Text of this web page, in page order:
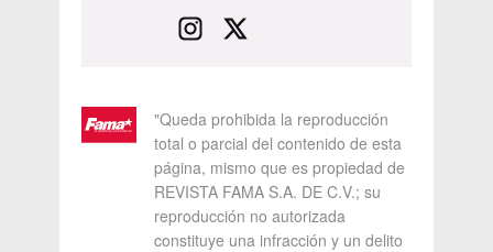
"Queda prohibida la reproducción
total o parcial del contenido de esta
página, mismo que es propiedad de
REVISTA FAMA S.A. DE C.V.; su
reproducción no autorizada
constituye una infracción y un delito